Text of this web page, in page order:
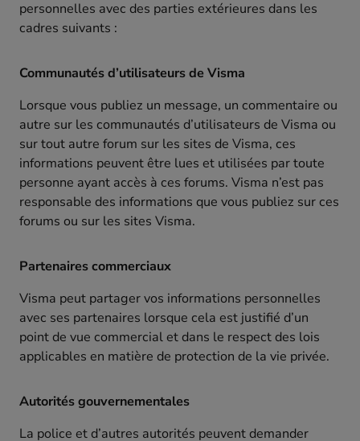
personnelles avec des parties extérieures dans les
cadres suivants :
Communautés d’utilisateurs de Visma
Lorsque vous publiez un message, un commentaire ou
autre sur les communautés d’utilisateurs de Visma ou
sur tout autre forum sur les sites de Visma, ces
informations peuvent être lues et utilisées par toute
personne ayant accès à ces forums. Visma n’est pas
responsable des informations que vous publiez sur ces
forums ou sur les sites Visma.
Partenaires commerciaux
Visma peut partager vos informations personnelles
avec ses partenaires lorsque cela est justifié d’un
point de vue commercial et dans le respect des lois
applicables en matière de protection de la vie privée.
Autorités gouvernementales
La police et d’autres autorités peuvent demander